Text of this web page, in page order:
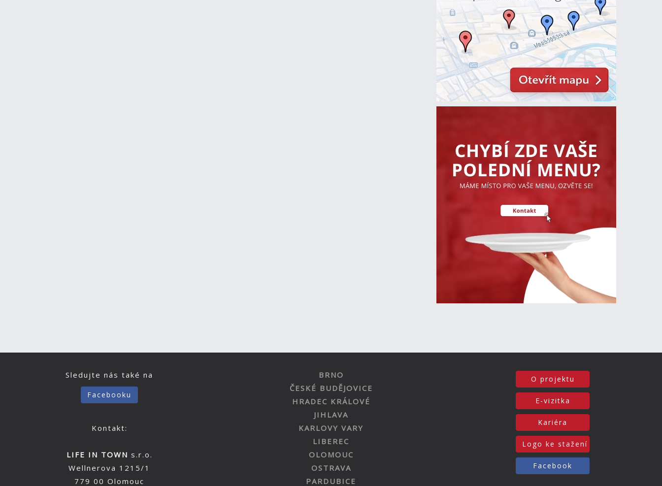
Sledujte nás také na
Facebooku
Kontakt:
LIFE IN TOWN s.r.o.
Wellnerova 1215/1
779 00 Olomouc
BRNO
ČESKÉ BUDĚJOVICE
HRADEC KRÁLOVÉ
JIHLAVA
KARLOVY VARY
LIBEREC
OLOMOUC
OSTRAVA
PARDUBICE
O projektu
E-vizitka
Kariéra
Logo ke stažení
Facebook